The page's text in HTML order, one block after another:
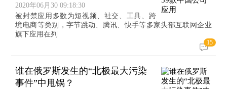
2020年06月30 09:18:30
被封禁应用多数为短视频、社交、工具、跨
境电商等类别，字节跳动、腾讯、快手等多家头部互联网企业
旗下应用在列
15
谁在俄罗斯发生的“北极最大污染
事件”中甩锅？